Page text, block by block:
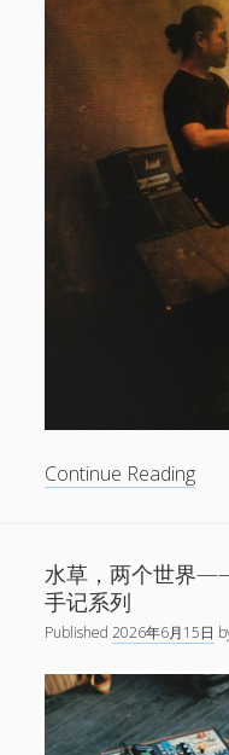
牛磊，1724唱片
电话/微信 18513744683
邮件
欢迎演出、音乐授权等
添加请说明来意并提供
Stream
01 寒武
器
1.01 寒武
02 光年
3.「03 鹭屿(demo)」
6.06 宿醉之星
Continue Reading无
与
壮
水草，两个世界
手记系列
Published2026年6月15日